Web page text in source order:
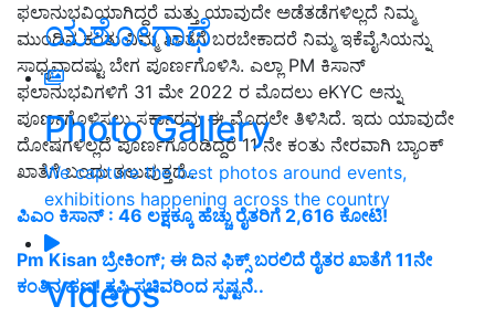
ಯಶೋಗಾಥೆ
Photo Gallery
We capture the best photos around events,
exhibitions happening across the country
Videos
ಫಲಾನುಭವಿಯಾಗಿದ್ದರೆ ಮತ್ತು ಯಾವುದೇ ಅಡೆತಡೆಗಳಿಲ್ಲದೆ ನಿಮ್ಮ
ಮುಂದಿನ ಕಂತು ನಿಮ್ಮ ಖಾತೆಗೆ ಬರಬೇಕಾದರೆ ನಿಮ್ಮ ಇಕೆವೈಸಿಯನ್ನು
ಸಾಧ್ಯವಾದಷ್ಟು ಬೇಗ ಪೂರ್ಣಗೊಳಿಸಿ. ಎಲ್ಲಾ PM ಕಿಸಾನ್
ಫಲಾನುಭವಿಗಳಿಗೆ 31 ಮೇ 2022 ರ ಮೊದಲು eKYC ಅನ್ನು
ಪೂರ್ಣಗೊಳಿಸಲು ಸರ್ಕಾರವು ಈ ಮೊದಲೇ ತಿಳಿಸಿದೆ. ಇದು ಯಾವುದೇ
ದೋಷಗಳಿಲ್ಲದೆ ಪೂರ್ಣಗೊಂಡಿದ್ದರೆ 11 ನೇ ಕಂತು ನೇರವಾಗಿ ಬ್ಯಾಂಕ್
ಖಾತೆಗೆ ಬಂದು ತಲುಪುತ್ತದೆ..
ಪಿಎಂ ಕಿಸಾನ್‌ : 46 ಲಕ್ಷಕ್ಕೂ ಹೆಚ್ಚು ರೈತರಿಗೆ 2,616 ಕೋಟಿ!
Pm Kisan ಬ್ರೇಕಿಂಗ್; ಈ ದಿನ ಫಿಕ್ಸ್ ಬರಲಿದೆ ರೈತರ ಖಾತೆಗೆ 11ನೇ
ಕಂತಿನ ಹಣ! ಕೃಷಿ ಸಚಿವರಿಂದ ಸ್ಪಷ್ಟನೆ..